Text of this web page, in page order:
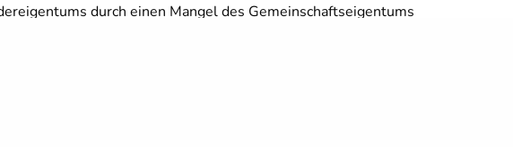
durch einen Mangel des Gemeinschaftseigentums